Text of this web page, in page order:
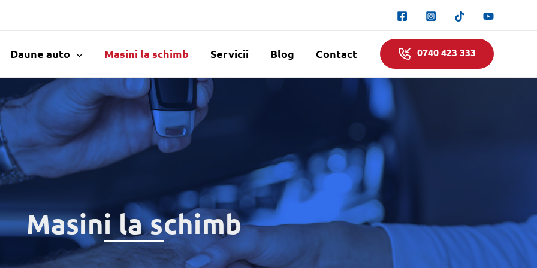
Daune auto Masini la schimb Servicii Blog Contact 0740 423 333
Masini la schimb